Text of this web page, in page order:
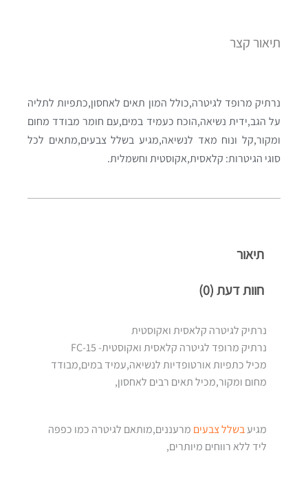
תיאור קצר
נרתיק מרופד לגיטרה,כולל המון תאים לאחסון,כתפיות לתליה
על הגב,ידית נשיאה,הוכח כעמיד במים,עם חומר מבודד מחום
ומקור,קל ונוח מאד לנשיאה,מגיע בשלל צבעים,מתאים לכל
סוגי הגיטרות: קלאסית,אקוסטית וחשמלית.
תיאור
חוות דעת (0)
נרתיק לגיטרה קלאסית ואקוסטית
נרתיק מרופד לגיטרה קלאסית ואקוסטית- FC-15
מכיל כתפיות אורטופדיות לנשיאה,עמיד במים,מבודד
מחום ומקור,מכיל תאים רבים לאחסון,
מגיעבשלל צבעים מרעננים,מותאם לגיטרה כמו כפפה
ליד ללא רווחים מיותרים,